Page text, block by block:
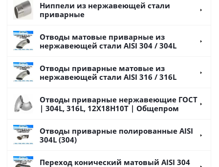
Ниппели из нержавеющей стали
приварные
Отводы матовые приварные из
нержавеющей стали AISI 304 / 304L
Отводы приварные матовые из
нержавеющей стали AISI 316 / 316L
Отводы приварные нержавеющие ГОСТ
| 304L, 316L, 12Х18Н10Т | Общепром
Отводы приварные полированные AISI
304L (304)
Переход конический матовый AISI 304